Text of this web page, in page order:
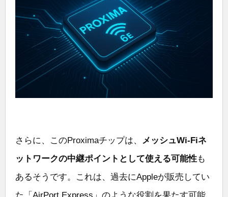
さらに、このProximaチップは、 メッシュWi-Fiネ
ットワークの中継ポイントとして使える可能性も
あるそうです。これは、過去にAppleが販売してい